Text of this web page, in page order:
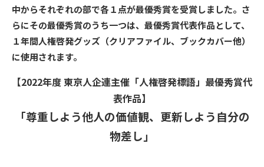
中からそれぞれの部で各１点が最優秀賞を受賞しました。さ
らにその最優秀賞のうち一つは、最優秀賞代表作品として、
１年間人権啓発グッズ（クリアファイル、ブックカバー他）
に使用されます。
【2022年度 東京人企連主催「人権啓発標語」最優秀賞代
表作品】
「尊重しよう他人の価値観、更新しよう自分の
物差し」